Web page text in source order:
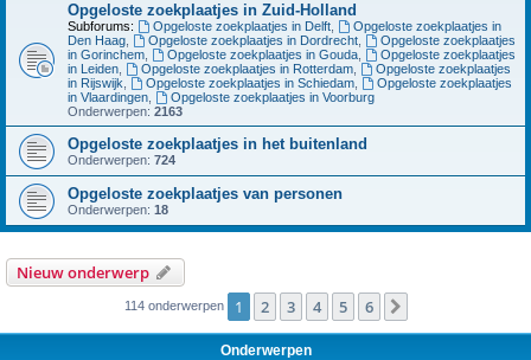
Opgeloste zoekplaatjes in Zuid-Holland
Subforums: Opgeloste zoekplaatjes in Delft,
Opgeloste zoekplaatjes in
Den Haag
Opgeloste zoekplaatjes in Dordrecht,
Opgeloste zoekplaatjes
in Gorinchem
Opgeloste zoekplaatjes in Gouda,
Opgeloste zoekplaatjes
in Leiden
Opgeloste zoekplaatjes in Rotterdam,
Opgeloste zoekplaatjes
in Rijswijk
Opgeloste zoekplaatjes in Schiedam,
Opgeloste zoekplaatjes
in Vlaardingen
Opgeloste zoekplaatjes in Voorburg
Onderwerpen: 2163
Opgeloste zoekplaatjes in het buitenland
Onderwerpen: 724
Opgeloste zoekplaatjes van personen
Onderwerpen: 18
Nieuw onderwerp
114 onderwerpen 1 2 3 4 5 6
Onderwerpen